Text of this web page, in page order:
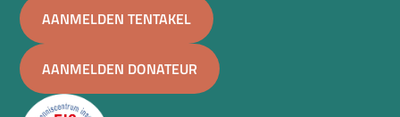
AANMELDEN TENTAKEL
AANMELDEN DONATEUR